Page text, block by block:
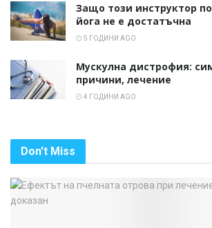
Защо този инструктор
йога не е достатъчна
5 ГОДИНИ AGO
Мускулна дистрофия:
причини, лечение
4 ГОДИНИ AGO
Don't Miss